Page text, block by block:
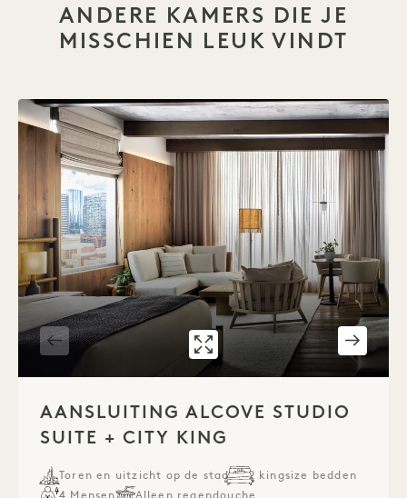
ANDERE KAMERS DIE JE
MISSCHIEN LEUK VINDT
GALERIE 321
AANSLUITING ALCOVE STUDIO
SUITE + CITY KING
Toren en uitzicht op de stad
2 kingsize bedden
4 Mensen
Alleen regendouche